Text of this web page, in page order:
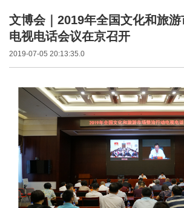
文博会｜2019年全国文化和旅
电视电话会议在京召开
2019-07-05 20:13:35.0